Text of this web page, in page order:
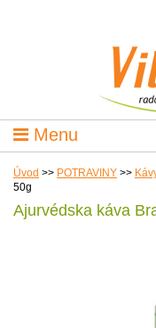
Menu
Úvod >> POTRAVINY >>
50g
Ajurvédska káva